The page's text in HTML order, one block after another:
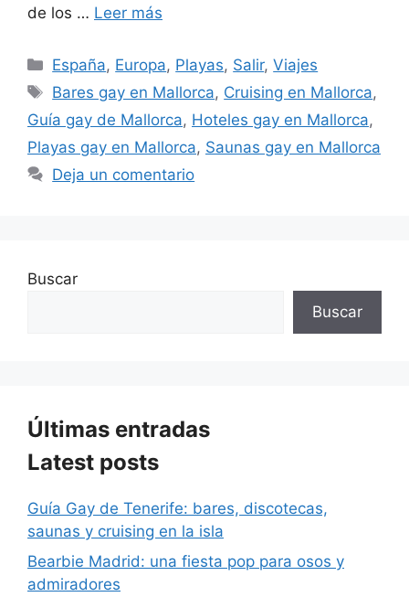
de los … Leer más
Categorías
España, Europa, Playas, Salir,Viajes
Etiquetas
Bares gay en Mallorca, Cruising en Mallorca,
Guía gay de Mallorca, Hoteles gay en Mallorca,
Playas gay en Mallorca, Saunas gay en Mallorca
Deja un comentario
Buscar
Buscar
Últimas entradas
Latest posts
Guía Gay de Tenerife: bares, discotecas,
saunas y cruising en la isla
Bearbie Madrid: una fiesta pop para osos y
admiradores